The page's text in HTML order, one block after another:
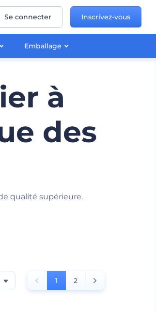
Emballage
Se connecter Inscrivez-vous
à
des
qualité supérieure.
1 2